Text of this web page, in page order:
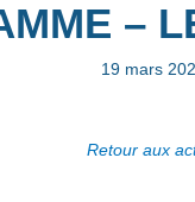
–
19 mars
Retour aux